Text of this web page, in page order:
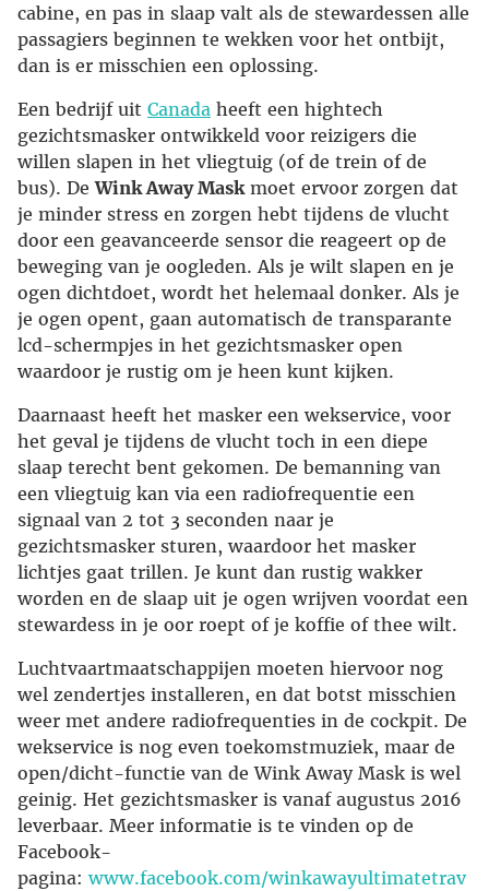
cabine, en pas in slaap valt als de stewardessen alle
passagiers beginnen te wekken voor het ontbijt,
dan is er misschien een oplossing.
Een bedrijf uit Canada heeft een hightech
gezichtsmasker ontwikkeld voor reizigers die
willen slapen in het vliegtuig (of de trein of de
bus). DeWink Away Maskmoet ervoor zorgen dat
je minder stress en zorgen hebt tijdens de vlucht
door een geavanceerde sensor die reageert op de
beweging van je oogleden. Als je wilt slapen en je
ogen dichtdoet, wordt het helemaal donker. Als je
je ogen opent, gaan automatisch de transparante
lcd-schermpjes in het gezichtsmasker open
waardoor je rustig om je heen kunt kijken.
Daarnaast heeft het masker een wekservice, voor
het geval je tijdens de vlucht toch in een diepe
slaap terecht bent gekomen. De bemanning van
een vliegtuig kan via een radiofrequentie een
signaal van 2 tot 3 seconden naar je
gezichtsmasker sturen, waardoor het masker
lichtjes gaat trillen. Je kunt dan rustig wakker
worden en de slaap uit je ogen wrijven voordat een
stewardess in je oor roept of je koffie of thee wilt.
Luchtvaartmaatschappijen moeten hiervoor nog
wel zendertjes installeren, en dat botst misschien
weer met andere radiofrequenties in de cockpit. De
wekservice is nog even toekomstmuziek, maar de
open/dicht-functie van de Wink Away Mask is wel
geinig. Het gezichtsmasker is vanaf augustus 2016
leverbaar. Meer informatie is te vinden op de
Facebook-
pagina: www.facebook.com/winkawayultimatetrav